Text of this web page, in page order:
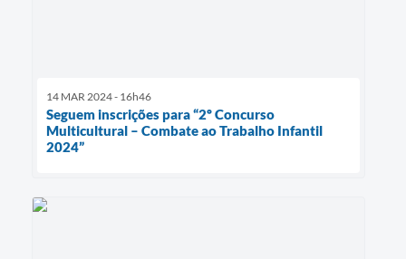
14 MAR 2024 - 16h46
Seguem inscrições para “2º Concurso
Multicultural – Combate ao Trabalho Infantil
2024”